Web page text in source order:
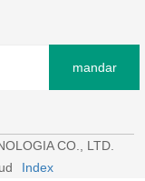
mandar
CO., LTD.
Index